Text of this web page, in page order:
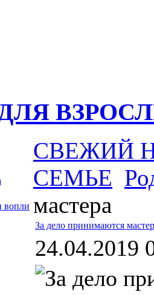
вопли
СВЕЖИЙ
СЕМЬЕ
мастера
За дело принимаются
24.04.2019